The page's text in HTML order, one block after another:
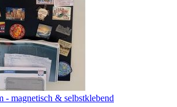
- magnetisch & selbstklebend